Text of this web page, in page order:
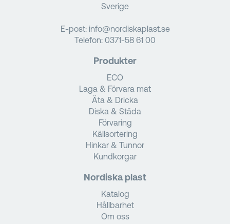
Sverige
E-post: info@nordiskaplast.se
Telefon: 0371-58 61 00
Produkter
ECO
Laga & Förvara mat
Äta & Dricka
Diska & Städa
Förvaring
Källsortering
Hinkar & Tunnor
Kundkorgar
Nordiska plast
Katalog
Hållbarhet
Om oss